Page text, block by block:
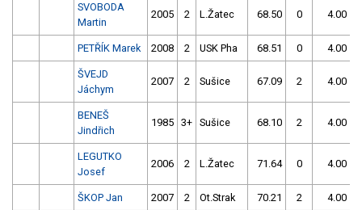
SVOBODA
Martin
2005 2 L.Žatec 68.50 0 4.00
PETŘÍK Marek 2008 2 USK Pha 68.51 0 4.00
ŠVEJD
Jáchym
2007 2 Sušice 67.09 2 4.00
BENEŠ
Jindřich
1985 3+ Sušice 68.10 2 4.00
LEGUTKO
Josef
2006 2 L.Žatec 71.64 0 4.00
ŠKOP Jan 2007 2 Ot.Strak 70.21 2 4.00